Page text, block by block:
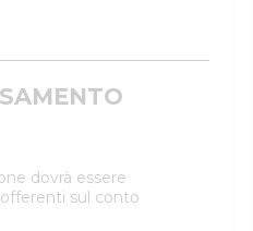
dovrà essere
sul conto